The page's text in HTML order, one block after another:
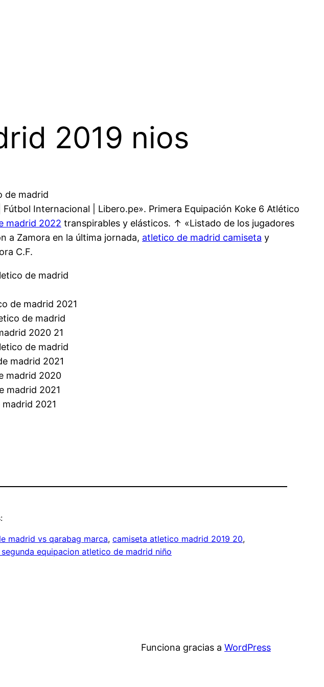
2019 nios
Internacional | Libero.pe». Primera Equipación Koke 6 Atlético
madrid 2022 transpirables y elásticos. ↑ «Listado de los jugadores
a Zamora en la última jornada, atletico de madrid camiseta y
C.F.
madrid vs qarabag marca, camiseta atletico madrid 2019 20
equipacion atletico de madrid niño
Funciona gracias a WordPress